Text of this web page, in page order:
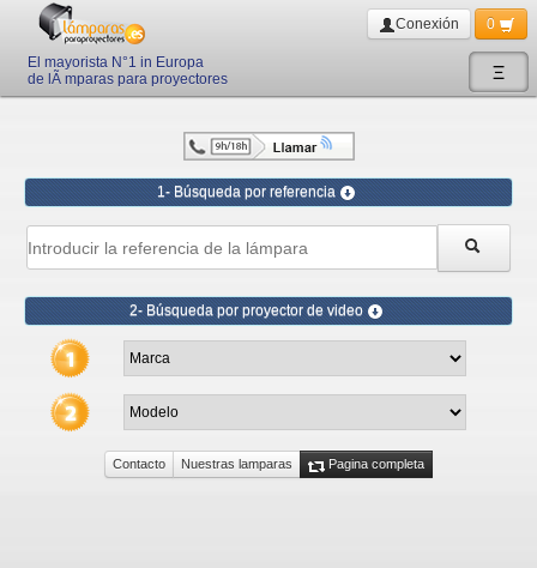
Ξ
El mayorista N°1 in Europa
de lÃ mparas para proyectores
Conexión 0
1- Búsqueda por referencia
2- Búsqueda por proyector de video
Contacto Nuestras lamparas Pagina completa